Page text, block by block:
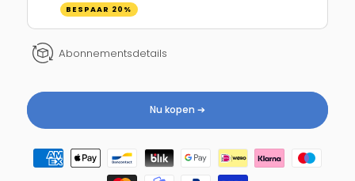
BESPAAR 20%
Abonnementsdetails
Nu kopen ➔
Betaalmethoden